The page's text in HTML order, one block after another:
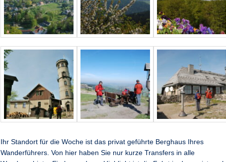
Ihr Standort für die Woche ist das privat geführte Berghaus Ihres
Wanderführers. Von hier haben Sie nur kurze Transfers in alle